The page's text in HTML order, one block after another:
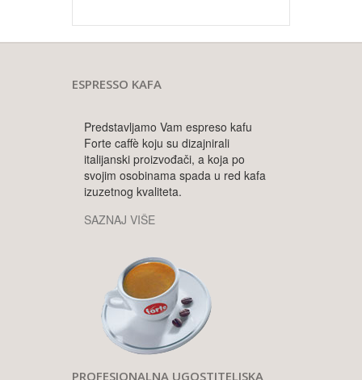
ESPRESSO KAFA
Predstavljamo Vam espreso kafu
Forte caffè koju su dizajnirali
italijanski proizvođači, a koja po
svojim osobinama spada u red kafa
izuzetnog kvaliteta.
SAZNAJ VIŠE